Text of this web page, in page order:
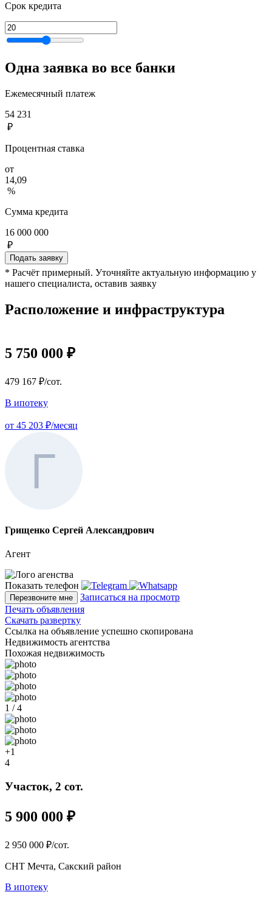
Срок кредита
Одна заявка во все банки
Ежемесячный платеж
54 231
₽
Процентная ставка
от
14,09
%
Сумма кредита
16 000 000
₽
Подать заявку
* Расчёт примерный. Уточняйте актуальную информацию у
нашего специалиста, оставив заявку
Расположение и инфраструктура
5 750 000 ₽
479 167 ₽/сот.
В ипотеку
от 45 203 ₽/месяц
Грищенко Сергей Александрович
Агент
Показать телефон
Перезвоните мне
Записаться на просмотр
Печать объявления
Скачать развертку
Ссылка на объявление успешно скопирована
Недвижимость агентства
Похожая недвижимость
1 / 4
+1
4
Участок, 2 сот.
5 900 000 ₽
2 950 000 ₽/сот.
СНТ Мечта, Сакский район
В ипотеку